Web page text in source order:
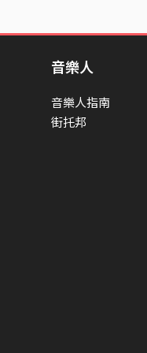
音樂人
音樂人指南
街托邦